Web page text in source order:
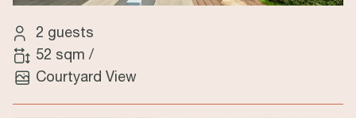
2 guests
52 sqm /
Courtyard View